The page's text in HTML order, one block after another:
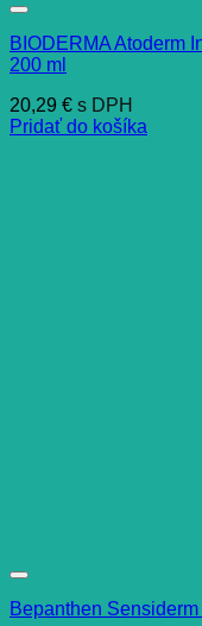
BIODERMA Atoderm
200 ml
20,29 € s DPH
Pridať do košíka
Bepanthen Sensiderm